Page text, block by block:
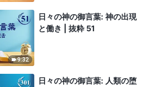
9:32
日々の神の御言葉: 神の出現
と働き | 抜粋 51
日々の神の御言葉: 人類の堕